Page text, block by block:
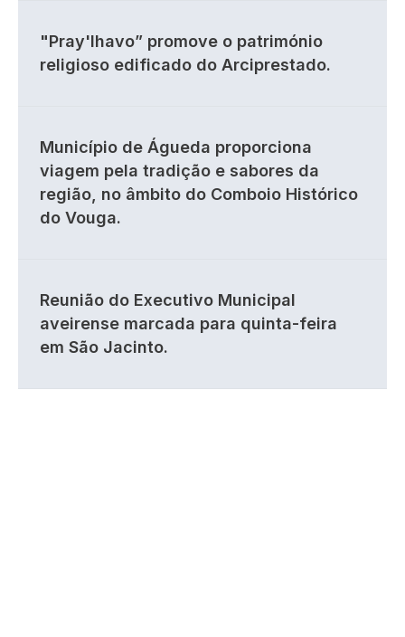
"Pray'lhavo” promove o património
religioso edificado do Arciprestado.
Município de Águeda proporciona
viagem pela tradição e sabores da
região, no âmbito do Comboio Histórico
do Vouga.
Reunião do Executivo Municipal
aveirense marcada para quinta-feira
em São Jacinto.